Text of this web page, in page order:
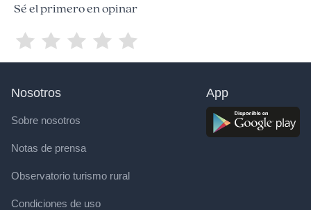
Sé el primero en opinar
Nosotros
Sobre nosotros
Notas de prensa
Observatorio turismo rural
Condiciones de uso
App